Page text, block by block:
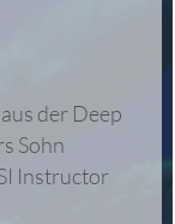
der Deep
Sohn
Instructor